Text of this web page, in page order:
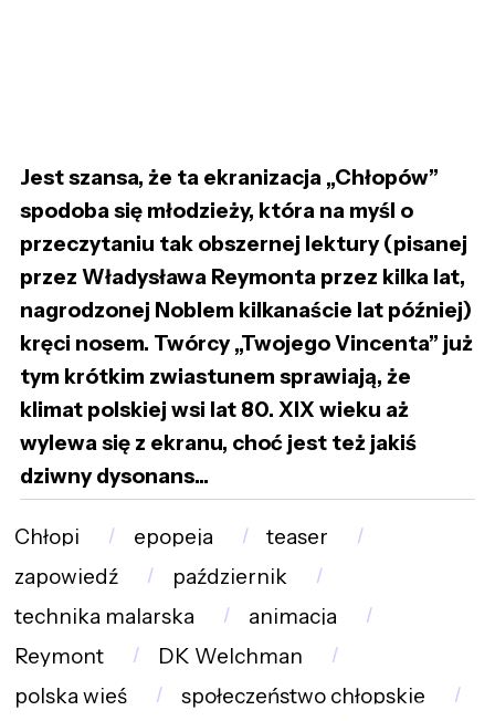
Jest szansa, że ta ekranizacja „Chłopów”
spodoba się młodzieży, która na myśl o
przeczytaniu tak obszernej lektury (pisanej
przez Władysława Reymonta przez kilka lat,
nagrodzonej Noblem kilkanaście lat później)
kręci nosem. Twórcy „Twojego Vincenta” już
tym krótkim zwiastunem sprawiają, że
klimat polskiej wsi lat 80. XIX wieku aż
wylewa się z ekranu, choć jest też jakiś
dziwny dysonans...
Chłopi epopeja
teaser
zapowiedź
październik
technika malarska
animacja
Reymont
DK Welchman
polska wieś
społeczeństwo chłopskie